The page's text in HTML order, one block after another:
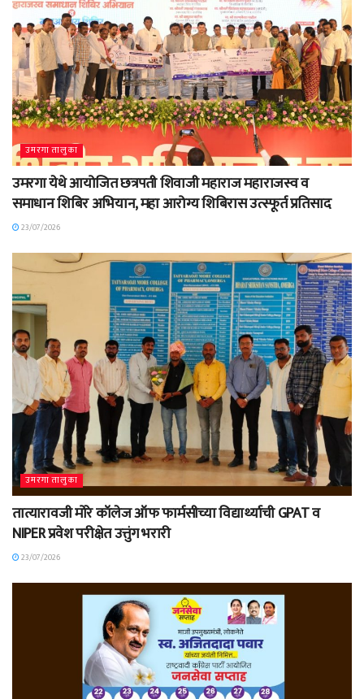
उमरगा तालुका
उमरगा येथे आयोजित छत्रपती शिवाजी महाराज महाराजस्व व
समाधान शिबिर अभियान, महा आरोग्य शिबिरास उत्स्फूर्त प्रतिसाद
23/07/2026
उमरगा तालुका
तात्यारावजी मोरे कॉलेज ऑफ फार्मसीच्या विद्यार्थ्याची GPAT व
NIPER प्रवेश परीक्षेत उत्तुंग भरारी
23/07/2026